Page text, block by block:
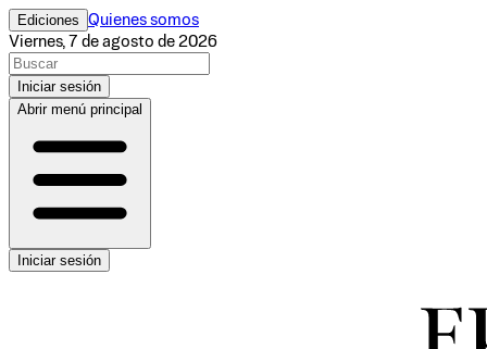
Ediciones Quienes somos
Viernes, 7 de agosto de 2026
Iniciar sesión
Abrir menú principal
Iniciar sesión